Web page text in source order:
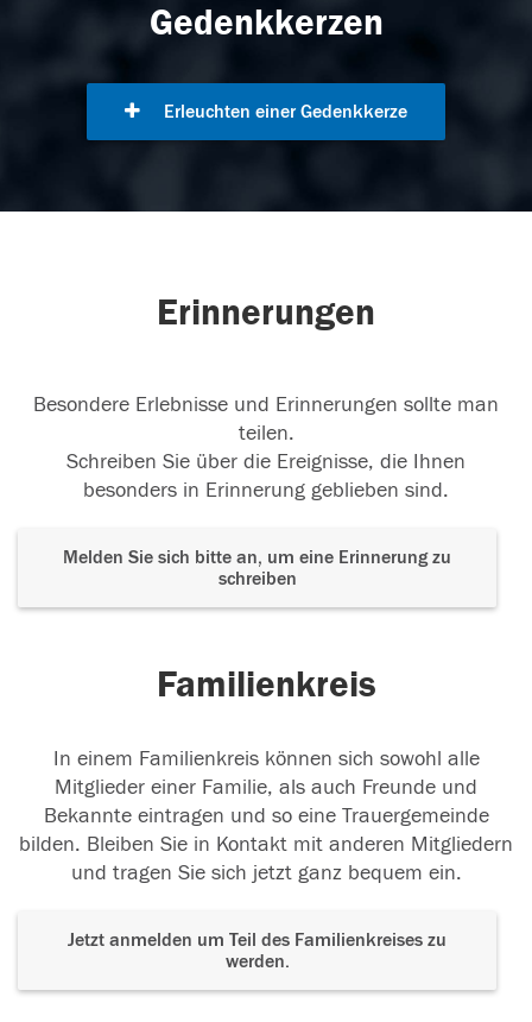
Gedenkkerzen
Erleuchten einer Gedenkkerze
Erinnerungen
Besondere Erlebnisse und Erinnerungen sollte man
teilen.
Schreiben Sie über die Ereignisse, die Ihnen
besonders in Erinnerung geblieben sind.
Melden Sie sich bitte an, um eine Erinnerung zu
schreiben
Familienkreis
In einem Familienkreis können sich sowohl alle
Mitglieder einer Familie, als auch Freunde und
Bekannte eintragen und so eine Trauergemeinde
bilden. Bleiben Sie in Kontakt mit anderen Mitgliedern
und tragen Sie sich jetzt ganz bequem ein.
Jetzt anmelden um Teil des Familienkreises zu
werden.